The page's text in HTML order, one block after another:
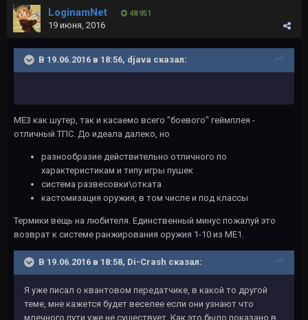
LoginamNet 48 951
19 июня, 2016
В 19.06.2016 в 18:56, djava сказал:
МЕ3 как шутер, так и касаемо всего "боевого" геймплея -
отличный ТПС. До идеала далеко, но
разнообразие действительно отличного по
характеристикам и типу игры пушек
система развесовки\отката
кастомизация оружия, в том числе и под классы
Термики вещь на любителя. Единственный минус пожалуй это
возврат к системе ранжирования оружия 1-10 из МЕ1.
В 19.06.2016 в 18:58, Di-Crash сказал:
Я уже писал о квантовом передатчике, в какой то другой
теме, мне кажется будет веселее если они узнают что
млечного пути уже не существует. Как это было показано в